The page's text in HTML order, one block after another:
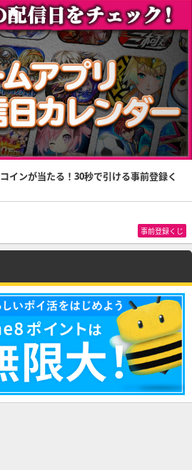
インが当たる！30秒で引ける事前登録く
事前登録くじ